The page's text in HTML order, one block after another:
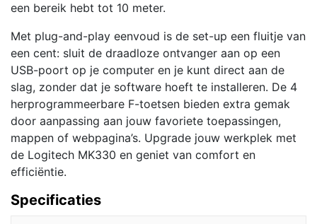
een bereik hebt tot 10 meter.
Met plug-and-play eenvoud is de set-up een fluitje van
een cent: sluit de draadloze ontvanger aan op een
USB-poort op je computer en je kunt direct aan de
slag, zonder dat je software hoeft te installeren. De 4
herprogrammeerbare F-toetsen bieden extra gemak
door aanpassing aan jouw favoriete toepassingen,
mappen of webpagina’s. Upgrade jouw werkplek met
de Logitech MK330 en geniet van comfort en
efficiëntie.
Specificaties